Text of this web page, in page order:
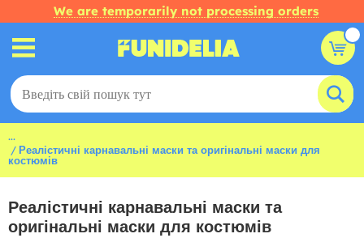
We are temporarily not processing orders
...
Реалістичні карнавальні маски та оригінальні маски для
костюмів
Реалістичні карнавальні маски та
оригінальні маски для костюмів